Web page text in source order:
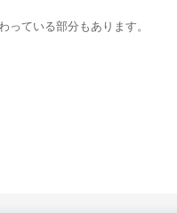
ている部分もあります。